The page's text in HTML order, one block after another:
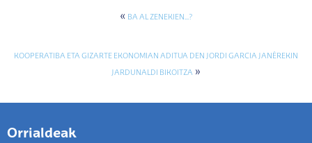
« BA AL ZENEKIEN…?
KOOPERATIBA ETA GIZARTE EKONOMIAN ADITUA DEN JORDI GARCIA JANÉREKIN
JARDUNALDI BIKOITZA »
Orrialdeak